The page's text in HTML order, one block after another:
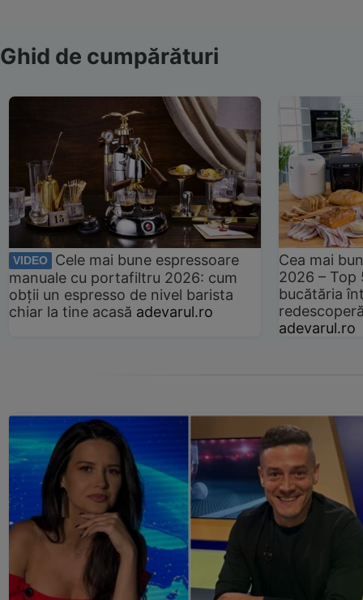
Ghid de cumpărături
VIDEO
Cele mai bune espressoare
manuale cu portafiltru 2026: cum
obții un espresso de nivel barista
chiar la tine acasă adevarul.ro
Cea mai
2026 –
bucătăria
adevarul.ro